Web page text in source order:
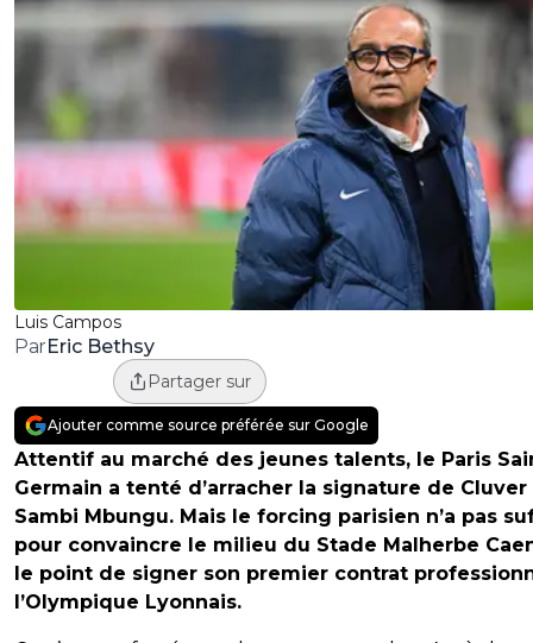
Luis Campos
ParEric Bethsy
Partager sur
Ajouter comme source préférée sur Google
Attentif au marché des jeunes talents, le Paris
Germain a tenté d’arracher la signature de Cluver
Sambi Mbungu. Mais le forcing parisien n’a pas
pour convaincre le milieu du Stade Malherbe
le point de signer son premier contrat
l’Olympique Lyonnais.